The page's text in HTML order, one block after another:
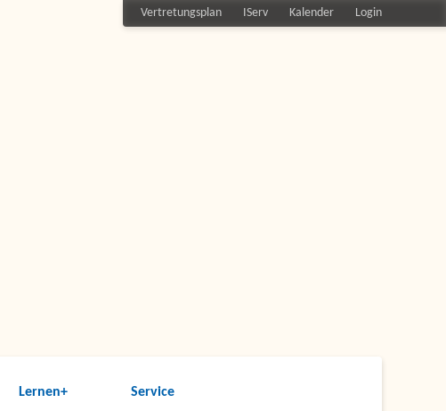
Vertretungsplan IServ Kalender Login
Lernen+ Service